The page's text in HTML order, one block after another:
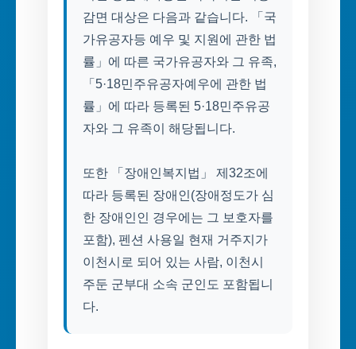
감면 대상은 다음과 같습니다. 「국
가유공자등 예우 및 지원에 관한 법
률」에 따른 국가유공자와 그 유족,
「5·18민주유공자예우에 관한 법
률」에 따라 등록된 5·18민주유공
자와 그 유족이 해당됩니다.
또한 「장애인복지법」 제32조에
따라 등록된 장애인(장애정도가 심
한 장애인인 경우에는 그 보호자를
포함), 펜션 사용일 현재 거주지가
이천시로 되어 있는 사람, 이천시
주둔 군부대 소속 군인도 포함됩니
다.